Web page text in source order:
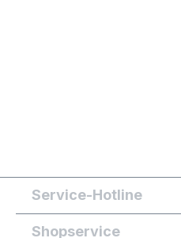
Service-Hotline
Shopservice